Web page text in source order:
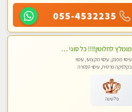
055-4532235
מומלץ לחלוטין!!!! כל סוגי העיסויים מעסה מקצועית ואיכותית פרטי!!!
עיסוי מפנק, עיסוי מקצועי, עיסוי
בקלניקה פרטית, עיסוי טנטרה
פלטינה